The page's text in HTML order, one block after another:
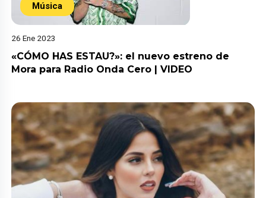
Música
26 Ene 2023
«CÓMO HAS ESTAU?»: el nuevo estreno de
Mora para Radio Onda Cero | VIDEO